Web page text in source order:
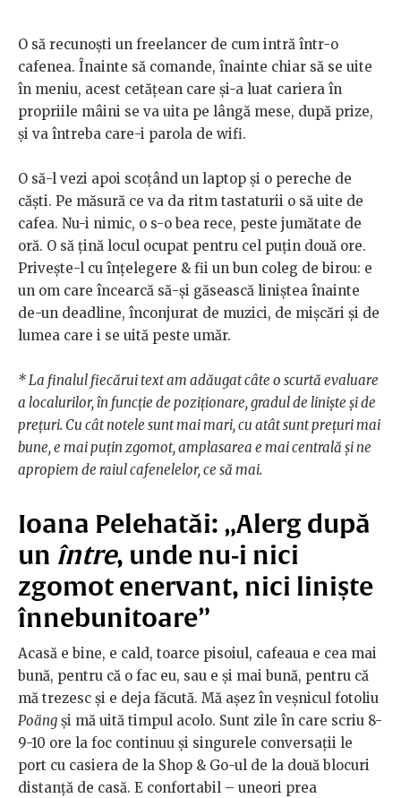
O să recunoști un freelancer de cum intră într-o
cafenea. Înainte să comande, înainte chiar să se uite
în meniu, acest cetățean care și-a luat cariera în
propriile mâini se va uita pe lângă mese, după prize,
și va întreba care-i parola de wifi.
O să-l vezi apoi scoțând un laptop și o pereche de
căști. Pe măsură ce va da ritm tastaturii o să uite de
cafea. Nu-i nimic, o s-o bea rece, peste jumătate de
oră. O să țină locul ocupat pentru cel puțin două ore.
Privește-l cu înțelegere & fii un bun coleg de birou: e
un om care încearcă să-și găsească liniștea înainte
de-un deadline, înconjurat de muzici, de mișcări și de
lumea care i se uită peste umăr.
* La finalul fiecărui text am adăugat câte o scurtă evaluare
a localurilor, în funcție de poziționare, gradul de liniște și de
prețuri. Cu cât notele sunt mai mari, cu atât sunt prețuri mai
bune, e mai puțin zgomot, amplasarea e mai centrală și ne
apropiem de raiul cafenelelor, ce să mai.
Ioana Pelehatăi: „Alerg după
un între, unde nu-i nici
zgomot enervant, nici liniște
înnebunitoare”
Acasă e bine, e cald, toarce pisoiul, cafeaua e cea mai
bună, pentru că o fac eu, sau e și mai bună, pentru că
mă trezesc și e deja făcută. Mă așez în veșnicul fotoliu
Poäng și mă uită timpul acolo. Sunt zile în care scriu 8-
9-10 ore la foc continuu și singurele conversații le
port cu casiera de la Shop & Go-ul de la două blocuri
distanță de casă. E confortabil – uneori prea